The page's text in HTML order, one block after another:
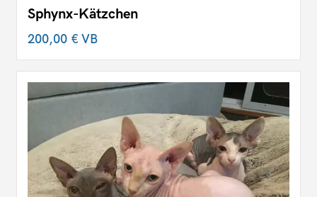
Sphynx-Kätzchen
200,00 €VB